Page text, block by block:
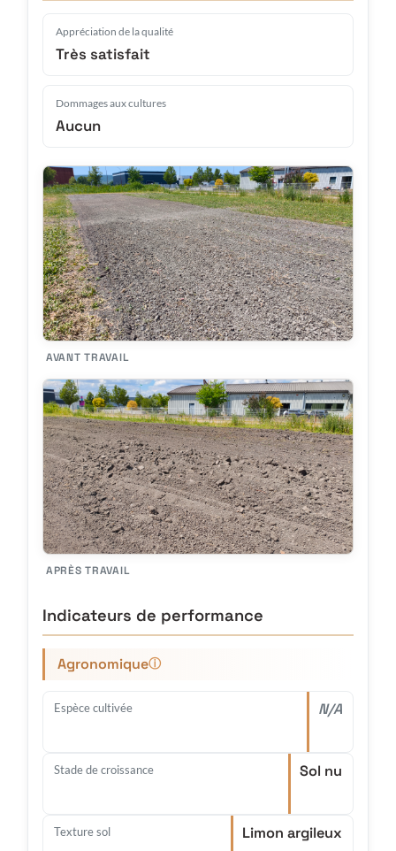
Appréciation de la qualité
Très satisfait
Dommages aux cultures
Aucun
AVANT TRAVAIL
APRÈS TRAVAIL
Indicateurs de performance
Agronomiqueⓘ
Espèce cultivée N/A
Stade de croissance Sol nu
Texture sol Limon argileux